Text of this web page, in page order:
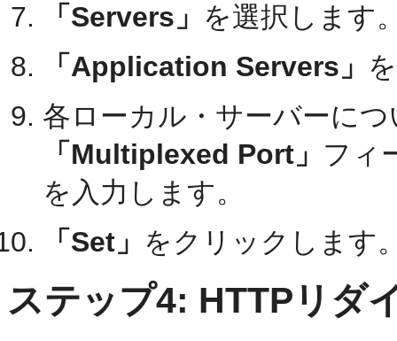
「Servers」 を選択します
「Application Servers」
各ローカル・サーバーに
「Multiplexed Port」 フィ
を入力します。
「Set」 をクリックします
ステップ4: HTTPリダ